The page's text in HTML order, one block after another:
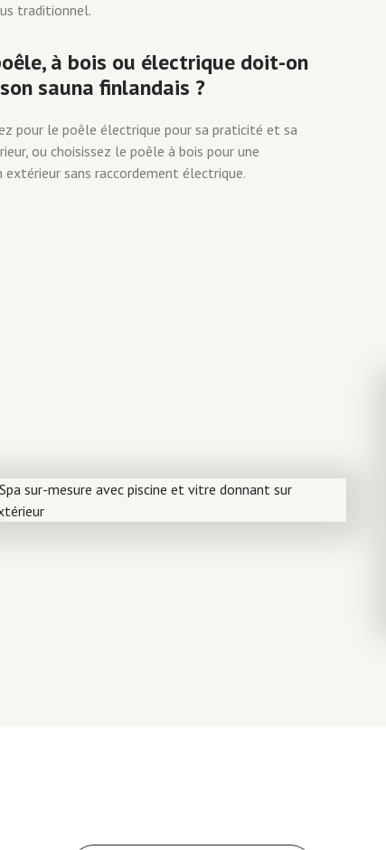
traditionnel.
à bois ou électrique doit-on
sauna finlandais ?
pour le poêle électrique pour sa praticité et sa
ou choisissez le poêle à bois pour une
sans raccordement électrique.